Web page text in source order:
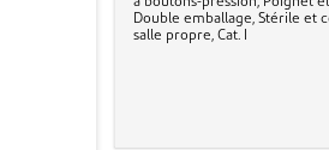
Double emballage, Stérile et
salle propre, Cat. I